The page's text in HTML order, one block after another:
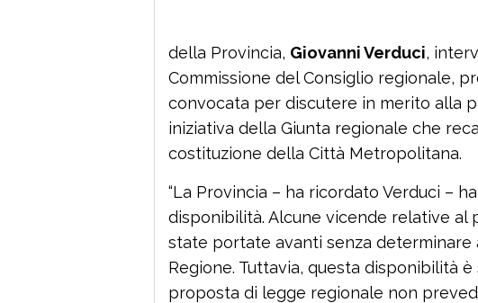
della Provincia, Giovanni Verduci,
Commissione del Consiglio regionale,
convocata per discutere in merito alla
iniziativa della Giunta regionale che
costituzione della Città Metropolitana.
“La Provincia – ha ricordato Verduci –
disponibilità. Alcune vicende relative al
state portate avanti senza determinare
Regione. Tuttavia, questa disponibilità
proposta di legge regionale non